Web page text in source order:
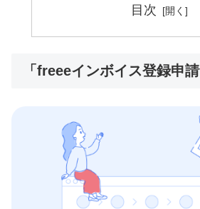
目次
「freeeインボイス登録申